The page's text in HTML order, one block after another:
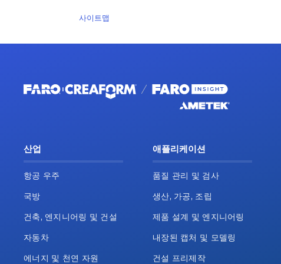
사이트맵
산업
항공 우주
국방
건축, 엔지니어링 및 건설
자동차
에너지 및 천연 자원
애플리케이션
품질 관리 및 검사
생산, 가공, 조립
제품 설계 및 엔지니어링
내장된 캡처 및 모델링
건설 프리제작